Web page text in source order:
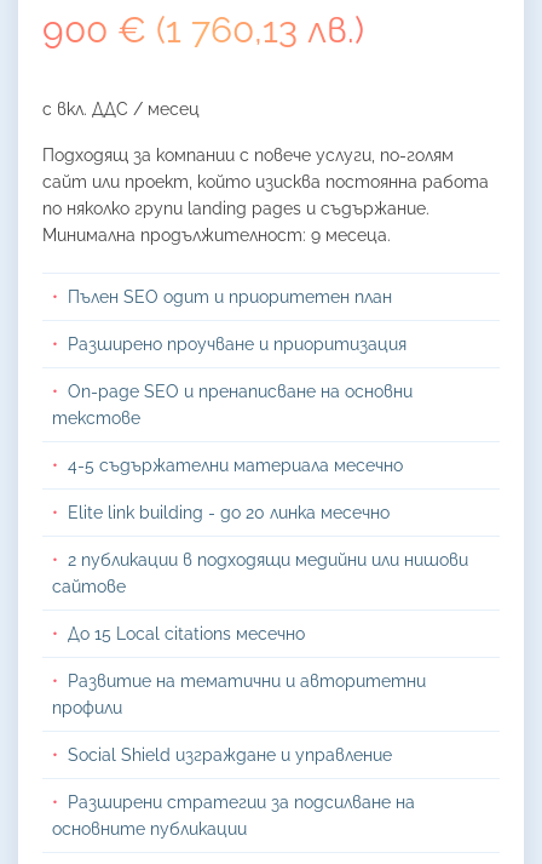
900 € (1 760,13 лв.)
с вкл. ДДС / месец
Подходящ за компании с повече услуги, по-голям
сайт или проект, който изисква постоянна работа
по няколко групи landing pages и съдържание.
Минимална продължителност: 9 месеца.
Пълен SEO одит и приоритетен план
Разширено проучване и приоритизация
On-page SEO и пренаписване на основни
текстове
4-5 съдържателни материала месечно
Elite link building - до 20 линка месечно
2 публикации в подходящи медийни или нишови
сайтове
До 15 Local citations месечно
Развитие на тематични и авторитетни
профили
Social Shield изграждане и управление
Разширени стратегии за подсилване на
основните публикации